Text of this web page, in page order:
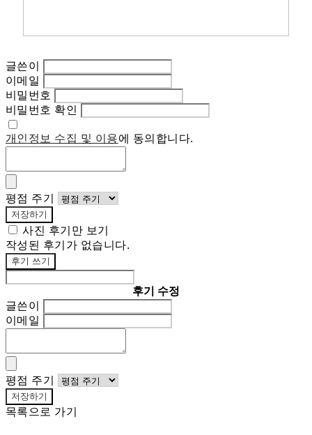
글쓴이
이메일
비밀번호
비밀번호 확인
개인정보 수집 및 이용에 동의합니다.
평점 주기
저장하기
사진 후기만 보기
작성된 후기가 없습니다.
후기 쓰기
후기 수정
글쓴이
이메일
평점 주기
저장하기
목록으로 가기